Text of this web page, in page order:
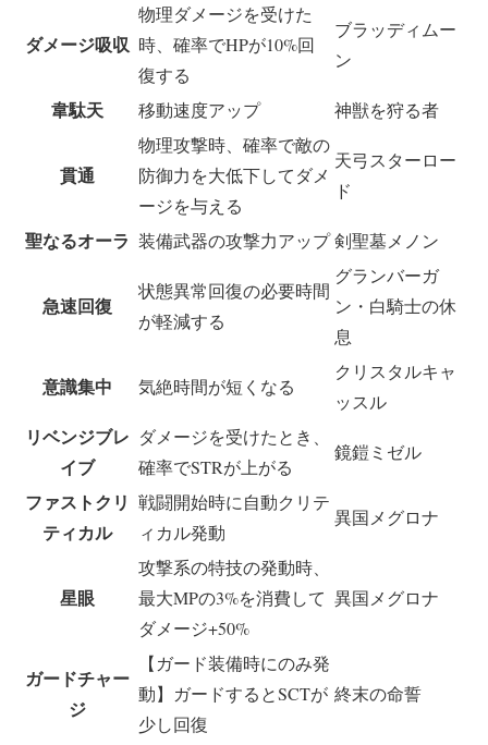
ダメージ吸収
物理ダメージを受けた
時、確率でHPが10%回
復する
ブラッディムー
ン
韋駄天 移動速度アップ 神獣を狩る者
貫通
物理攻撃時、確率で敵の
防御力を大低下してダメ
ージを与える
天弓スターロー
ド
聖なるオーラ 装備武器の攻撃力アップ剣聖墓メノン
急速回復
状態異常回復の必要時間
が軽減する
グランバーガ
ン・白騎士の休
息
意識集中 気絶時間が短くなる
クリスタルキャ
ッスル
リベンジブレ
イブ
ダメージを受けたとき、
確率でSTRが上がる
鏡鎧ミゼル
ファストクリ
ティカル
戦闘開始時に自動クリテ
ィカル発動
異国メグロナ
星眼
攻撃系の特技の発動時、
最大MPの3%を消費して
ダメージ+50%
異国メグロナ
ガードチャー
ジ
【ガード装備時にのみ発
動】ガードするとSCTが
少し回復
終末の命誓